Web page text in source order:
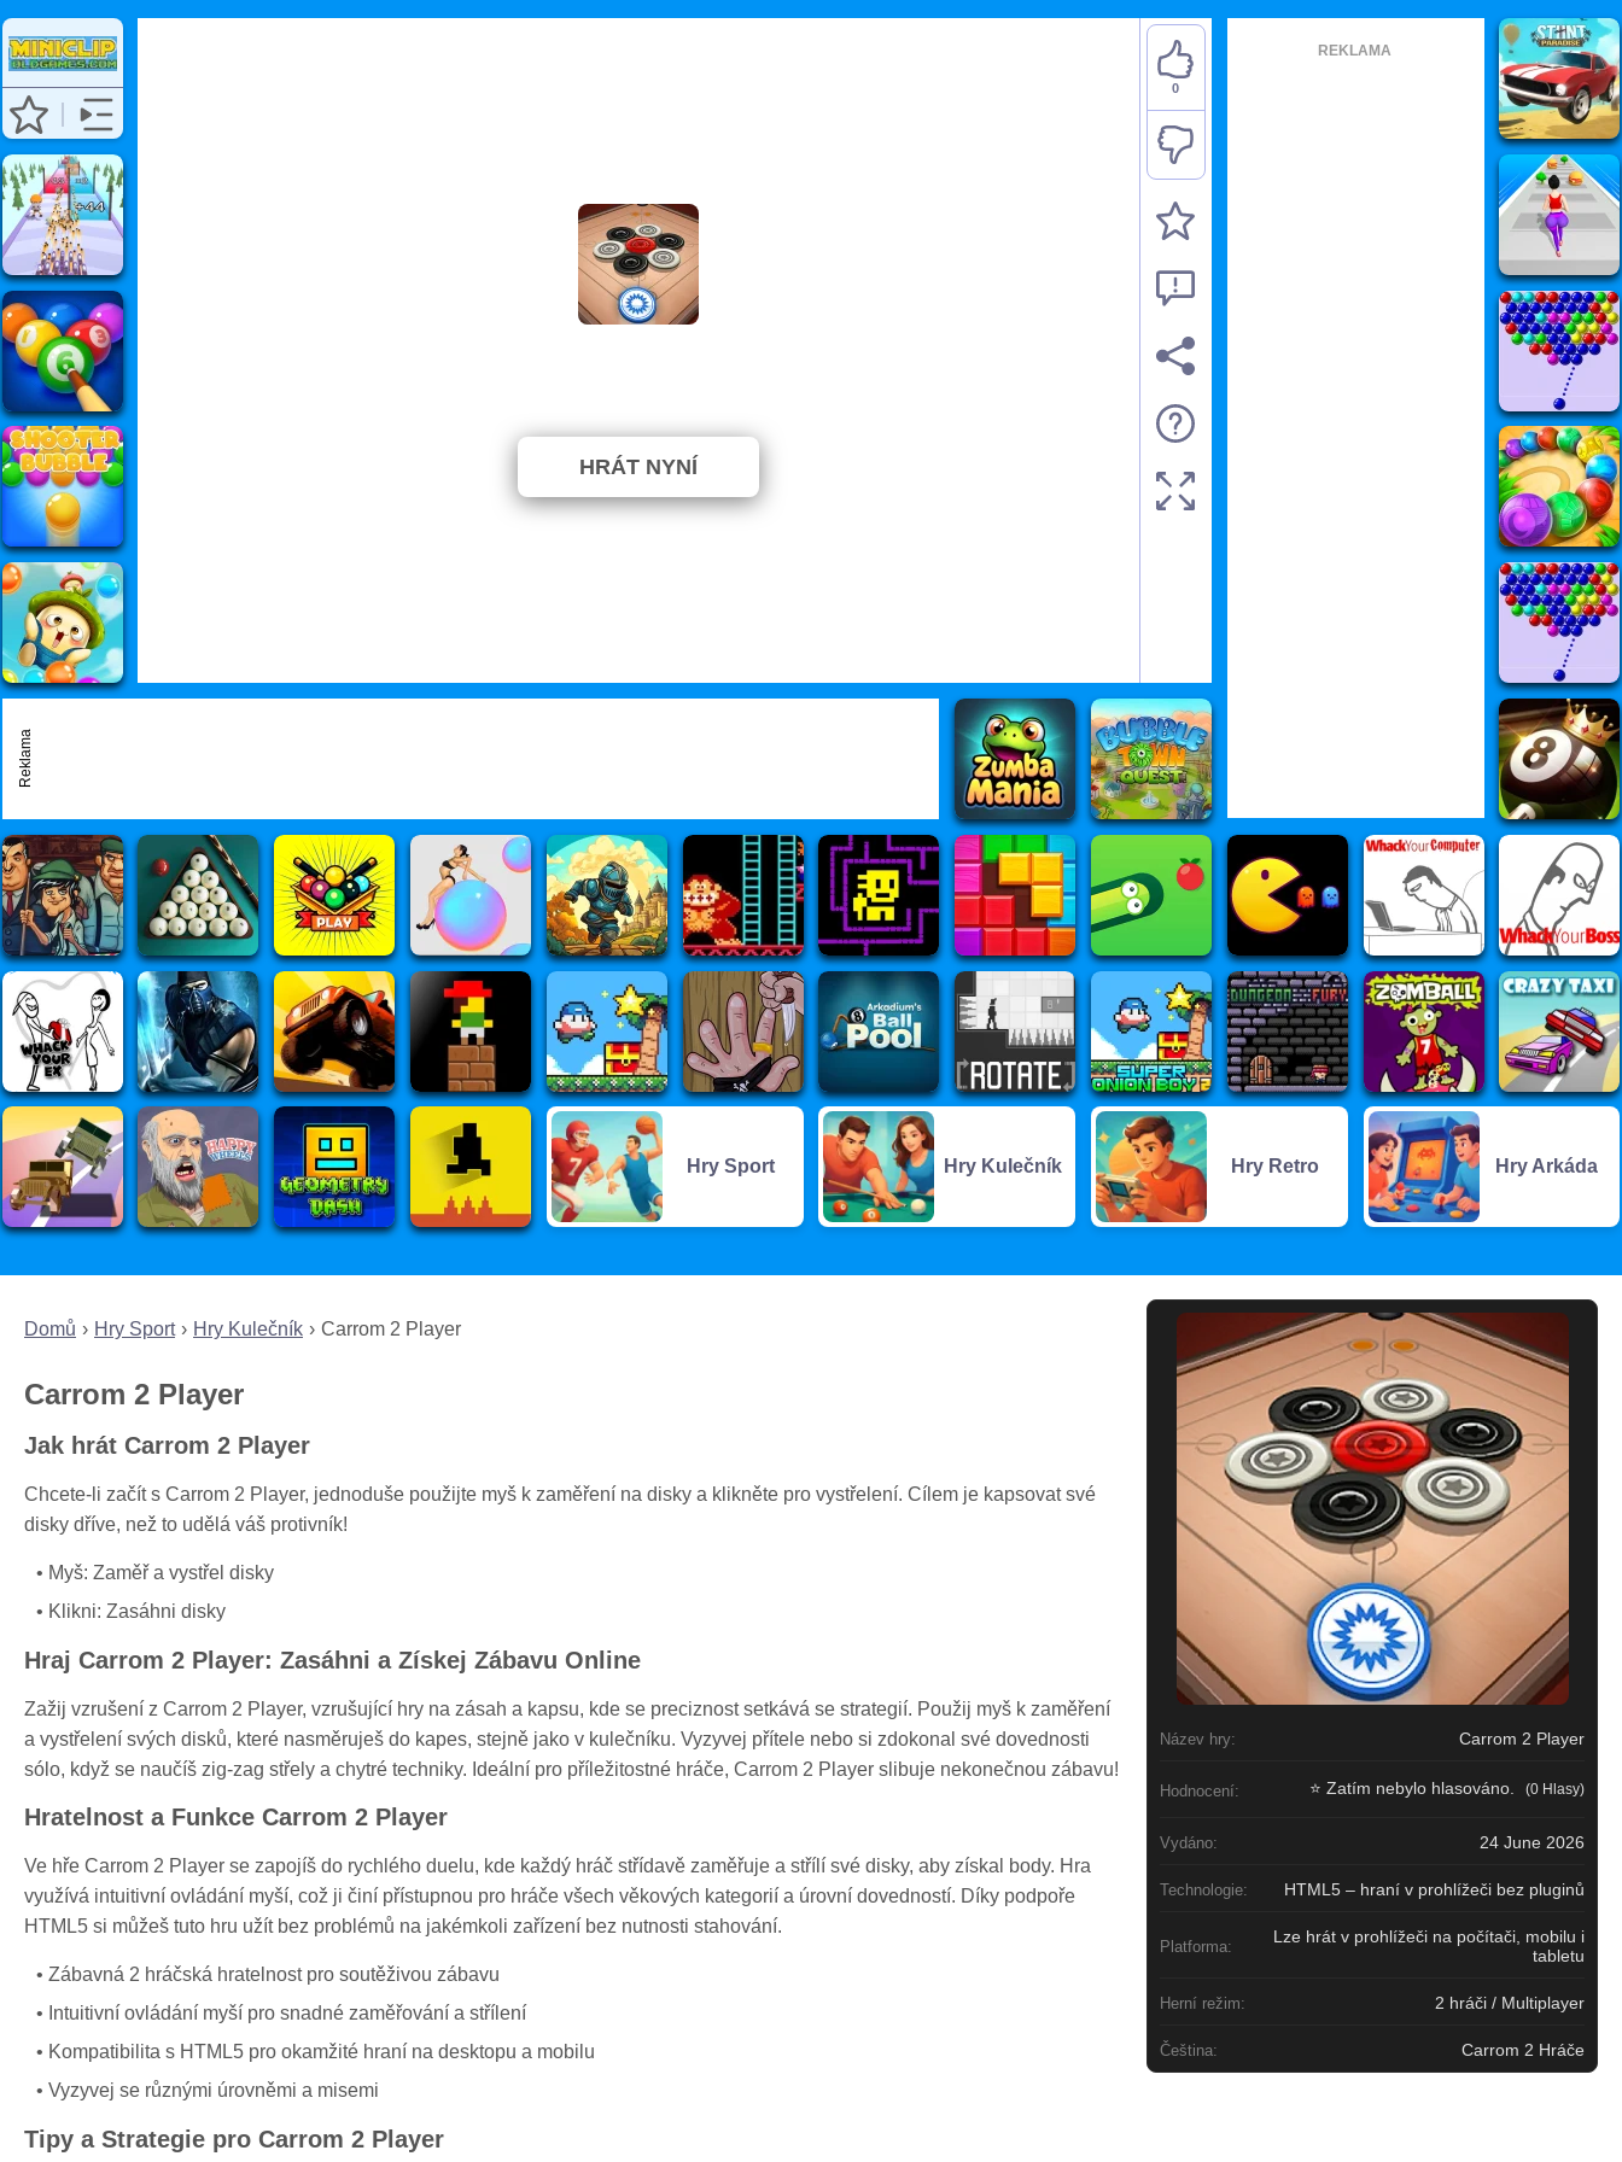
Domů Hry Sport Hry Kulečník Carrom 2 Player
Carrom 2 Player
Jak hrát Carrom 2 Player
Chcete-li začít s Carrom 2 Player, jednoduše použijte myš k zaměření na disky a klikněte pro vystřelení. Cílem je kapsovat své
disky dříve, než to udělá váš protivník!
Myš: Zaměř a vystřel disky
Klikni: Zasáhni disky
Hraj Carrom 2 Player: Zasáhni a Získej Zábavu Online
Zažij vzrušení z Carrom 2 Player, vzrušující hry na zásah a kapsu, kde se preciznost setkává se strategií. Použij myš k zaměření
a vystřelení svých disků, které nasměruješ do kapes, stejně jako v kulečníku. Vyzyvej přítele nebo si zdokonal své dovednosti
sólo, když se naučíš zig-zag střely a chytré techniky. Ideální pro příležitostné hráče, Carrom 2 Player slibuje nekonečnou zábavu!
Hratelnost a Funkce Carrom 2 Player
Ve hře Carrom 2 Player se zapojíš do rychlého duelu, kde každý hráč střídavě zaměřuje a střílí své disky, aby získal body. Hra
využívá intuitivní ovládání myší, což ji činí přístupnou pro hráče všech věkových kategorií a úrovní dovedností. Díky podpoře
HTML5 si můžeš tuto hru užít bez problémů na jakémkoli zařízení bez nutnosti stahování.
Zábavná 2 hráčská hratelnost pro soutěživou zábavu
Intuitivní ovládání myší pro snadné zaměřování a střílení
Kompatibilita s HTML5 pro okamžité hraní na desktopu a mobilu
Vyzyvej se různými úrovněmi a misemi
Tipy a Strategie pro Carrom 2 Player
Název hry: Carrom 2 Player
Hodnocení: ⭐ Zatím nebylo hlasováno. (0 Hlasy)
Vydáno: 24 June 2026
Technologie: HTML5 – hraní v prohlížeči bez pluginů
Platforma:
Lze hrát v prohlížeči na počítači, mobilu i
tabletu
Herní režim: 2 hráči / Multiplayer
Čeština: Carrom 2 Hráče
HRÁT NYNÍ
0
Reklama
REKLAMA
Hry Sport Hry Kulečník Hry Retro Hry Arkáda